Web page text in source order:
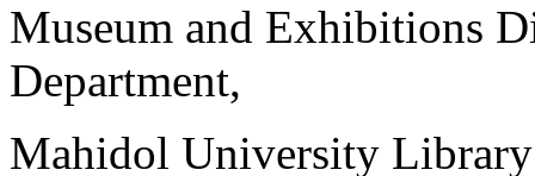
Museum and Exhibitions
Department,
Mahidol University